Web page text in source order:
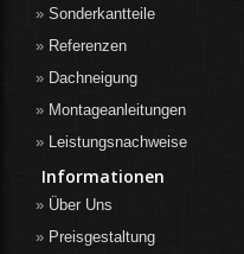
Sonderkantteile
Referenzen
Dachneigung
Montageanleitungen
Leistungsnachweise
Informationen
Über Uns
Preisgestaltung